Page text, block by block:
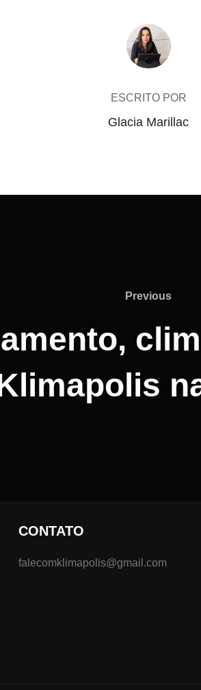
AUTOR DO POST
ESCRITO POR
Glacia Marillac
Previous
Previous
CONTATO
falecomklimapolis@gmail.com